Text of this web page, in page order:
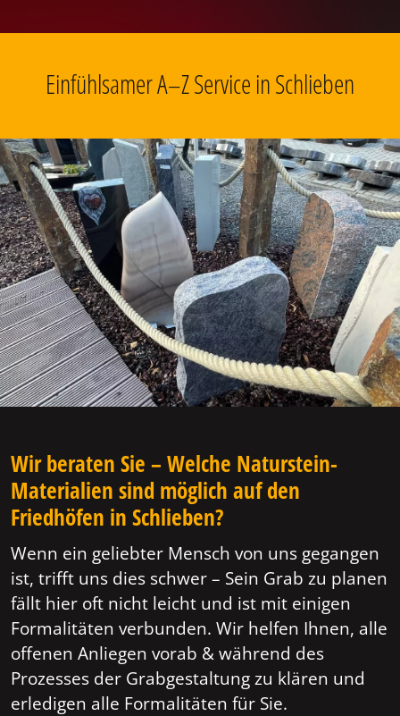
Einfühlsamer A–Z Service in Schlieben
Wir beraten Sie – Welche Naturstein-
Materialien sind möglich auf den
Friedhöfen in Schlieben?
Wenn ein geliebter Mensch von uns gegangen
ist, trifft uns dies schwer – Sein Grab zu planen
fällt hier oft nicht leicht und ist mit einigen
Formalitäten verbunden. Wir helfen Ihnen, alle
offenen Anliegen vorab & während des
Prozesses der Grabgestaltung zu klären und
erledigen alle Formalitäten für Sie.